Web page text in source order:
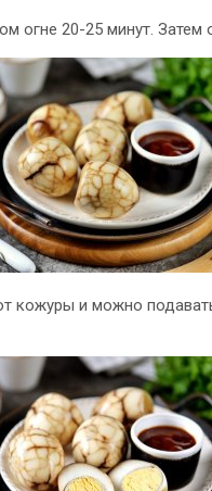
огне 20-25 минут.
кожуры и можно